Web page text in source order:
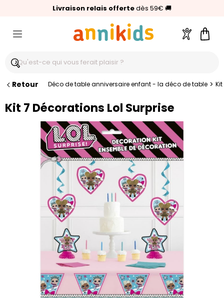
Livraison relais offertedès 59€ 🚚
🥇Palmarès Capital 2025 :Annikids N°1
⭐⭐⭐⭐⭐4,6/5(24 000 avis clients)
Compte
Retour Déco de table anniversaire enfant - la déco de table >
Kit 7 Décorations Lol Surprise